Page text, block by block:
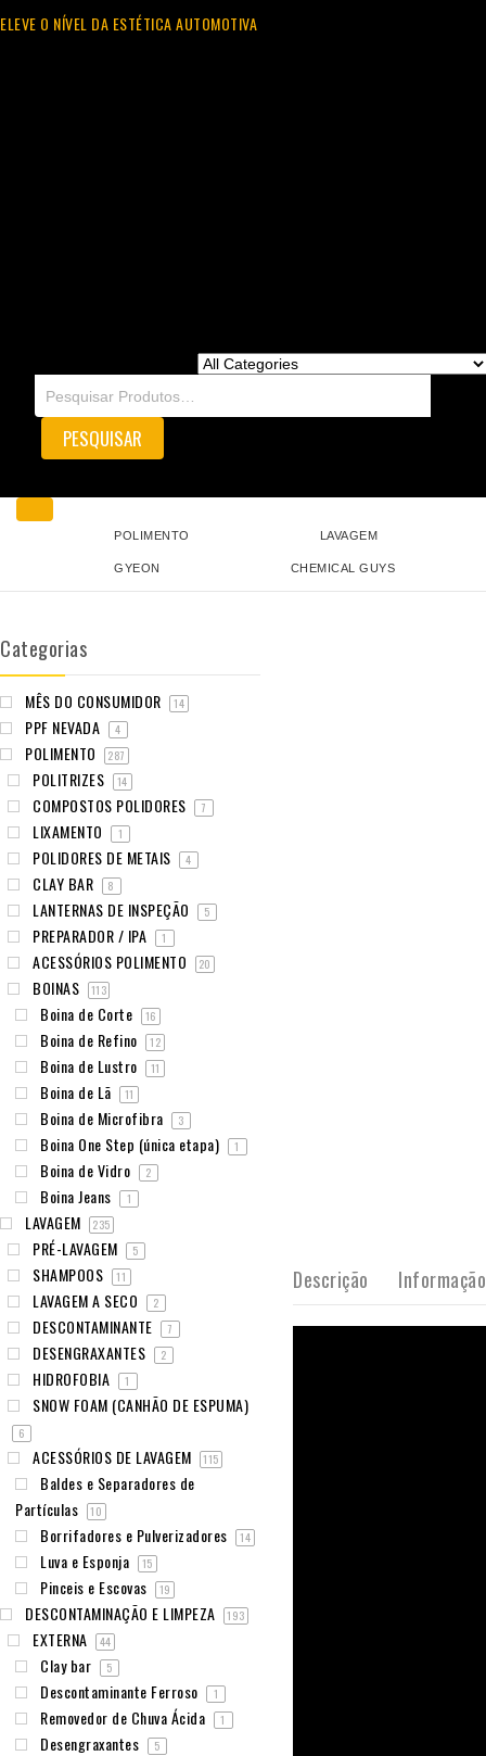
ELEVE O NÍVEL DA ESTÉTICA AUTOMOTIVA
POLIMENTO LAVAGEM
GYEON CHEMICAL GUYS
Descrição
Categorias
MÊS DO CONSUMIDOR 14
PPF NEVADA 4
POLIMENTO 287
POLITRIZES 14
COMPOSTOS POLIDORES 7
LIXAMENTO 1
POLIDORES DE METAIS 4
CLAY BAR 8
LANTERNAS DE INSPEÇÃO 5
PREPARADOR / IPA 1
ACESSÓRIOS POLIMENTO 20
BOINAS 113
Boina de Corte 16
Boina de Refino 12
Boina de Lustro 11
Boina de Lã 11
Boina de Microfibra 3
Boina One Step (única etapa) 1
Boina de Vidro 2
Boina Jeans 1
LAVAGEM 235
PRÉ-LAVAGEM 5
SHAMPOOS 11
LAVAGEM A SECO 2
DESCONTAMINANTE 7
DESENGRAXANTES 2
HIDROFOBIA 1
SNOW FOAM (CANHÃO DE ESPUMA)
6
ACESSÓRIOS DE LAVAGEM 115
Baldes e Separadores de
Partículas
10
Borrifadores e Pulverizadores 14
Luva e Esponja 15
Pinceis e Escovas 19
DESCONTAMINAÇÃO E LIMPEZA 193
EXTERNA 44
Clay bar 5
Descontaminante Ferroso 1
Removedor de Chuva Ácida 1
Desengraxantes 5